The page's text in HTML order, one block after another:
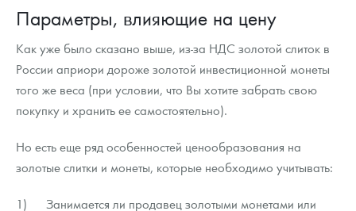
Параметры, влияющие на цену
Как уже было сказано выше, из-за НДС золотой слиток в
России априори дороже золотой инвестиционной монеты
того же веса (при условии, что Вы хотите забрать свою
покупку и хранить ее самостоятельно).
Но есть еще ряд особенностей ценообразования на
золотые слитки и монеты, которые необходимо учитывать:
1) Занимается ли продавец золотыми монетами или